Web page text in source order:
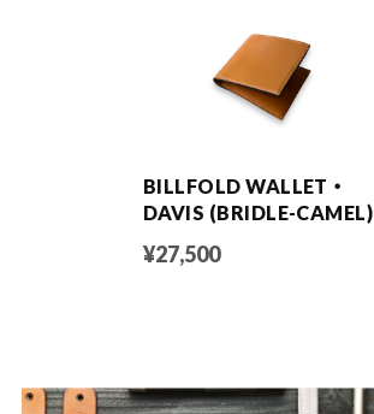
BILLFOLD WALLET ・
DAVIS (BRIDLE-CAMEL)
¥27,500